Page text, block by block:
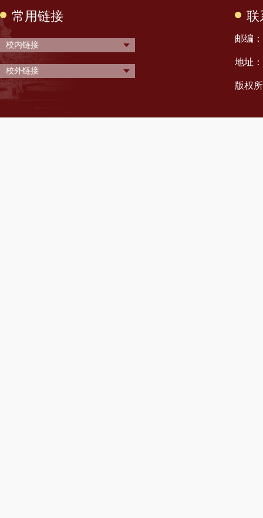
常用链接
校内链接
校外链接
联
邮编
地址
版权